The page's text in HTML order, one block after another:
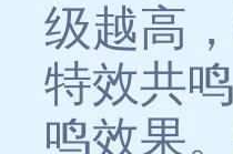
级越高
特效共
鸣效果